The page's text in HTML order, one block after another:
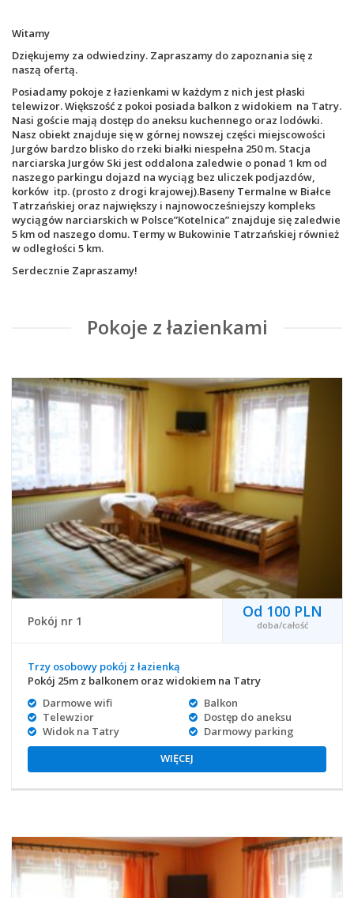
Witamy
Dziękujemy za odwiedziny. Zapraszamy do zapoznania się z
naszą ofertą.
Posiadamy pokoje z łazienkami w każdym z nich jest płaski
telewizor. Większość z pokoi posiada balkon z widokiem na Tatry.
Nasi goście mają dostęp do aneksu kuchennego oraz lodówki.
Nasz obiekt znajduje się w górnej nowszej części miejscowości
Jurgów bardzo blisko do rzeki białki niespełna 250 m. Stacja
narciarska Jurgów Ski jest oddalona zaledwie o ponad 1 km od
naszego parkingu dojazd na wyciąg bez uliczek podjazdów,
korków itp. (prosto z drogi krajowej).Baseny Termalne w Białce
Tatrzańskiej oraz największy i najnowocześniejszy kompleks
wyciągów narciarskich w Polsce”Kotelnica” znajduje się zaledwie
5 km od naszego domu. Termy w Bukowinie Tatrzańskiej również
w odległości 5 km.
Serdecznie Zapraszamy!
Pokoje z łazienkami
Pokój nr 1
Od 100 PLN
doba/całość
Trzy osobowy pokój z łazienką
Pokój 25m z balkonem oraz widokiem na Tatry
Darmowe wifi
Telewzior
Widok na Tatry
Balkon
Dostęp do aneksu
Darmowy parking
WIĘCEJ